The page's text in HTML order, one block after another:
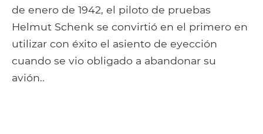
de enero de 1942, el piloto de pruebas
Helmut Schenk se convirtió en el primero en
utilizar con éxito el asiento de eyección
cuando se vio obligado a abandonar su
avión..